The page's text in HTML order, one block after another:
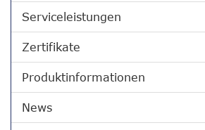
Serviceleistungen
Zertifikate
Produktinformationen
News